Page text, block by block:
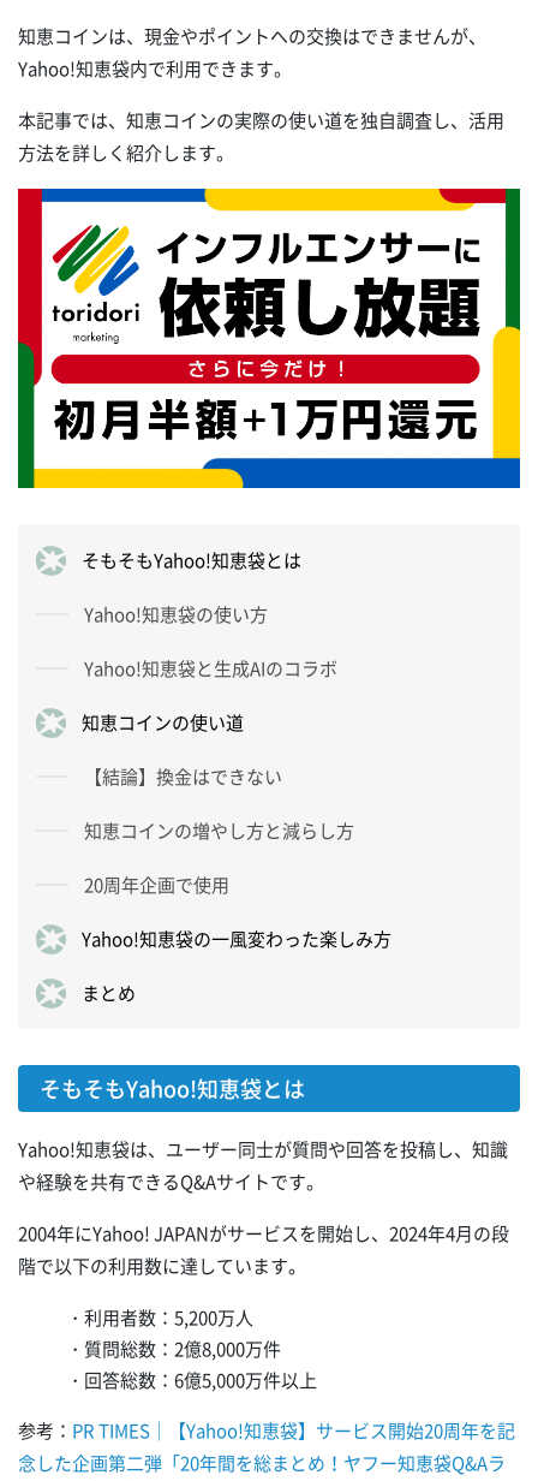
知恵コインは、現金やポイントへの交換はできませんが、
Yahoo!知恵袋内で利用できます。
本記事では、知恵コインの実際の使い道を独自調査し、活用
方法を詳しく紹介します。
そもそもYahoo!知恵袋とは
Yahoo!知恵袋の使い方
Yahoo!知恵袋と生成AIのコラボ
知恵コインの使い道
【結論】換金はできない
知恵コインの増やし方と減らし方
20周年企画で使用
Yahoo!知恵袋の一風変わった楽しみ方
まとめ
そもそもYahoo!知恵袋とは
Yahoo!知恵袋は、ユーザー同士が質問や回答を投稿し、知識
や経験を共有できるQ&Aサイトです。
2004年にYahoo! JAPANがサービスを開始し、2024年4月の段
階で以下の利用数に達しています。
・利用者数：5,200万人
・質問総数：2億8,000万件
・回答総数：6億5,000万件以上
参考： PR TIMES｜【Yahoo!知恵袋】サービス開始20周年を記
念した企画第二弾「20年間を総まとめ！ヤフー知恵袋Q&Aラ